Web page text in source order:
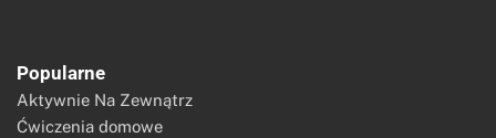
Popularne
Aktywnie Na Zewnątrz
Ćwiczenia domowe